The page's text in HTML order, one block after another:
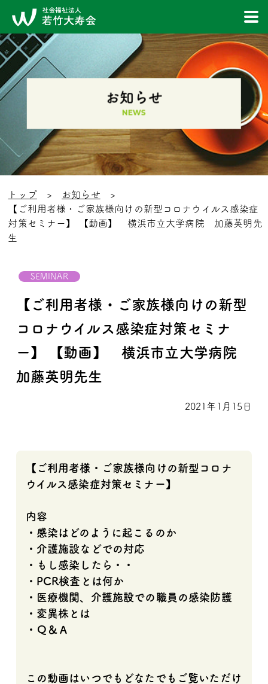
お知らせ
NEWS
トップ
お知らせ
【ご利用者様・ご家族様向けの新型コロナウイルス感染症
対策セミナー】 【動画】 横浜市立大学病院 加藤英明先
生
SEMINAR
【ご利用者様・ご家族様向けの新型
コロナウイルス感染症対策セミナ
ー】 【動画】 横浜市立大学病院
加藤英明先生
2021年1月15日
【ご利用者様・ご家族様向けの新型コロナ
ウイルス感染症対策セミナー】
内容
・感染はどのように起こるのか
・介護施設などでの対応
・もし感染したら・・
・PCR検査とは何か
・医療機関、介護施設での職員の感染防護
・変異株とは
・Ｑ＆Ａ
この動画はいつでもどなたでもご覧いただけ